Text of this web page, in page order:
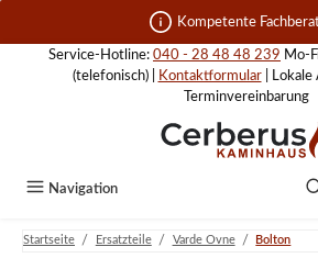
Zum Hauptinhalt springen Kompetente
Service-Hotline: 040 - 28 48 48 239 Mo-
(telefonisch) |
Kontaktformular| Lokale
Terminvereinbarung
Navigation
Startseite / Ersatzteile / Varde Ovne / Bolton